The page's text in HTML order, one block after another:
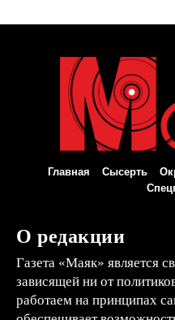
Главная Сысерть
О редакции
Газета «Маяк» является
зависящей ни от
работаем на принципах